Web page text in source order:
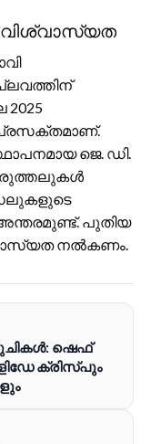
ജെ. ഡി.
പുതിയ
നൽകണം.
ഷെഫ്
ക്രിസ്പും